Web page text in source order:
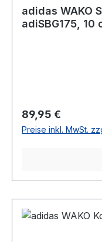
adidas WAKO
adiSBG175, 10
Regulärer Preis:
89,95 €
Preise inkl. MwSt.